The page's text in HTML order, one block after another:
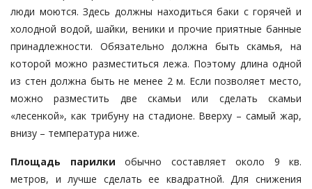
люди моются. Здесь должны находиться баки с горячей и
холодной водой, шайки, веники и прочие приятные банные
принадлежности. Обязательно должна быть скамья, на
которой можно разместиться лежа. Поэтому длина одной
из стен должна быть не менее 2 м. Если позволяет место,
можно разместить две скамьи или сделать скамьи
«лесенкой», как трибуну на стадионе. Вверху – самый жар,
внизу – температура ниже.
Площадь парилки обычно составляет около 9 кв.
метров, и лучше сделать ее квадратной. Для снижения